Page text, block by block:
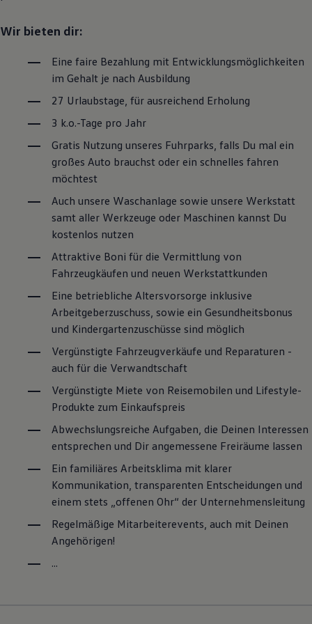
Volkswagen Teile
Zubehör
Modellspezifisches Zubehör
Schutz und Pflege
Transport
Entertainment und Elektronik
Wallbox und Ladekabel
Digitale Extras
Dienste für Ihr Modell finden
Volkswagen Apps, Login und Shop
Handy und Fahrzeug verbinden
Updates für Software, Karten und Radio
Über Ihr Auto
Vorgängermodelle
Volkswagen Kundenbetreuung
Warn- und Kontrollleuchten
Digitale Betriebsanleitung
Live Beratung
Magazin
Lifestyle
Transport
Familie
Elektromobilität
Volkswagen R
Pannen- und Unfallhilfe
Volkswagen Kundenbetreuung
Wir bieten dir:
Eine faire Bezahlung mit Entwicklungsmöglichkeiten
im Gehalt je nach Ausbildung
27 Urlaubstage, für ausreichend Erholung
3 k.o.-Tage pro Jahr
Gratis Nutzung unseres Fuhrparks, falls Du mal ein
großes Auto brauchst oder ein schnelles fahren
möchtest
Auch unsere Waschanlage sowie unsere Werkstatt
samt aller Werkzeuge oder Maschinen kannst Du
kostenlos nutzen
Attraktive Boni für die Vermittlung von
Fahrzeugkäufen und neuen Werkstattkunden
Eine betriebliche Altersvorsorge inklusive
Arbeitgeberzuschuss, sowie ein Gesundheitsbonus
und Kindergartenzuschüsse sind möglich
Vergünstigte Fahrzeugverkäufe und Reparaturen -
auch für die Verwandtschaft
Vergünstigte Miete von Reisemobilen und Lifestyle-
Produkte zum Einkaufspreis
Abwechslungsreiche Aufgaben, die Deinen Interessen
entsprechen und Dir angemessene Freiräume lassen
Ein familiäres Arbeitsklima mit klarer
Kommunikation, transparenten Entscheidungen und
einem stets „offenen Ohr“ der Unternehmensleitung
Regelmäßige Mitarbeiterevents, auch mit Deinen
Angehörigen!
...